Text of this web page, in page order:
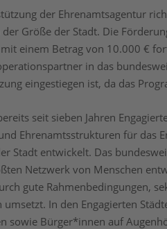
der Ehrenamtsagentur
Größe der Stadt. Die
einem Betrag von 10.000 €
in das
eingestiegen ist, da das
seit sieben Jahren
Ehrenamtsstrukturen für das
Stadt entwickelt. Das
Netzwerk von Menschen
gute Rahmenbedingungen,
umsetzt. In den Engagierten
sowie Bürger*innen auf